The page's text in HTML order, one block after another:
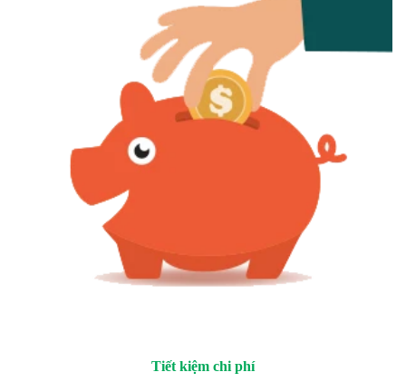
Tiết kiệm chi phí